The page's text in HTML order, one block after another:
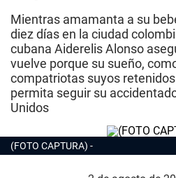
Mientras amamanta a su
diez días en la ciudad
cubana Aiderelis Alonso
vuelve porque su sueño,
compatriotas suyos
permita seguir su
Unidos
(FOTO CAPTURA)